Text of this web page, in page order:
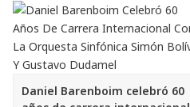
Daniel Barenboim celebró 60